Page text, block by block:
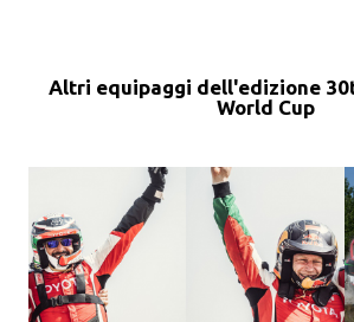
Altri equipaggi dell'edizione
World Cup